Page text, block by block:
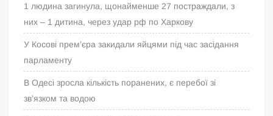
1 людина загинула, щонайменше 27 постраждали, з
них – 1 дитина, через удар рф по Харкову
У Косові прем’єра закидали яйцями під час засідання
парламенту
В Одесі зросла кількість поранених, є перебої зі
зв’язком та водою